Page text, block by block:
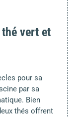
vert et
pour sa
par sa
Bien
thés offrent